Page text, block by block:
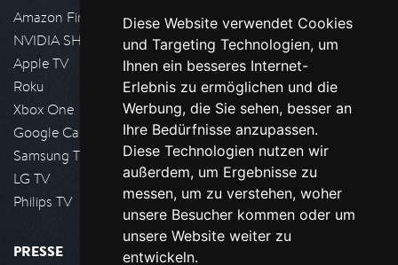
Diese Website verwendet Cookies
und Targeting Technologien, um
Ihnen ein besseres Internet-
Erlebnis zu ermöglichen und die
Werbung, die Sie sehen, besser an
Ihre Bedürfnisse anzupassen.
Diese Technologien nutzen wir
außerdem, um Ergebnisse zu
messen, um zu verstehen, woher
unsere Besucher kommen oder um
unsere Website weiter zu
entwickeln.
Amazon FireTV
NVIDIA SHIELD, Google TV
Apple TV
Roku
Xbox One
Google Cast
Samsung TV
LG TV
Philips TV
PRESSE